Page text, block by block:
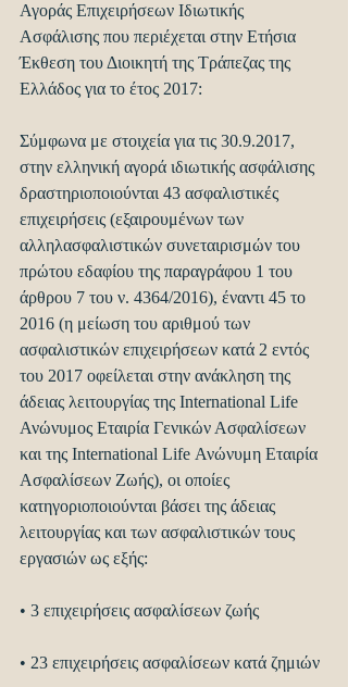
Αγοράς Επιχειρήσεων Ιδιωτικής
Ασφάλισης που περιέχεται στην Ετήσια
Έκθεση του Διοικητή της Τράπεζας της
Ελλάδος για το έτος 2017:
Σύμφωνα με στοιχεία για τις 30.9.2017,
στην ελληνική αγορά ιδιωτικής ασφάλισης
δραστηριοποιούνται 43 ασφαλιστικές
επιχειρήσεις (εξαιρουμένων των
αλληλασφαλιστικών συνεταιρισμών του
πρώτου εδαφίου της παραγράφου 1 του
άρθρου 7 του ν. 4364/2016), έναντι 45 το
2016 (η μείωση του αριθμού των
ασφαλιστικών επιχειρήσεων κατά 2 εντός
του 2017 οφείλεται στην ανάκληση της
άδειας λειτουργίας της International Life
Ανώνυμος Εταιρία Γενικών Ασφαλίσεων
και της International Life Ανώνυμη Εταιρία
Ασφαλίσεων Ζωής), οι οποίες
κατηγοριοποιούνται βάσει της άδειας
λειτουργίας και των ασφαλιστικών τους
εργασιών ως εξής:
• 3 επιχειρήσεις ασφαλίσεων ζωής
• 23 επιχειρήσεις ασφαλίσεων κατά ζημιών